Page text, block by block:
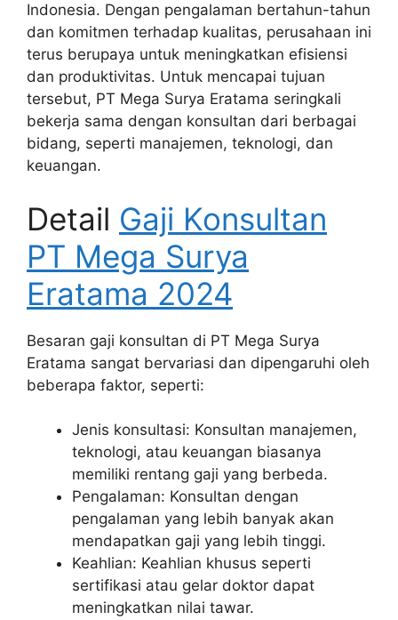
Indonesia. Dengan pengalaman bertahun-tahun
dan komitmen terhadap kualitas, perusahaan ini
terus berupaya untuk meningkatkan efisiensi
dan produktivitas. Untuk mencapai tujuan
tersebut, PT Mega Surya Eratama seringkali
bekerja sama dengan konsultan dari berbagai
bidang, seperti manajemen, teknologi, dan
keuangan.
Detail Gaji Konsultan
PT Mega Surya
Eratama 2024
Besaran gaji konsultan di PT Mega Surya
Eratama sangat bervariasi dan dipengaruhi oleh
beberapa faktor, seperti:
Jenis konsultasi: Konsultan manajemen,
teknologi, atau keuangan biasanya
memiliki rentang gaji yang berbeda.
Pengalaman: Konsultan dengan
pengalaman yang lebih banyak akan
mendapatkan gaji yang lebih tinggi.
Keahlian: Keahlian khusus seperti
sertifikasi atau gelar doktor dapat
meningkatkan nilai tawar.